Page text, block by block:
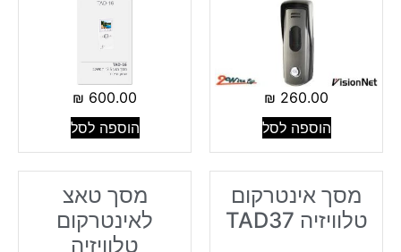
260.00
₪
הוספה לסל
600.00
₪
הוספה לסל
מסך אינטרקום
טלוויזיה TAD37
מסך טאצ
לאינטרקום
טלוויזיה